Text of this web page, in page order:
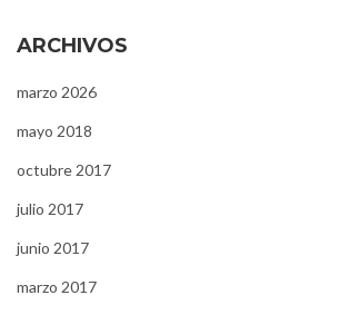
ARCHIVOS
marzo 2026
mayo 2018
octubre 2017
julio 2017
junio 2017
marzo 2017